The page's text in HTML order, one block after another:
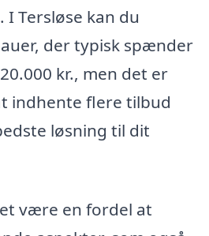
Tersløse kan du
der typisk spænder
kr., men det er
indhente flere tilbud
løsning til dit
være en fordel at